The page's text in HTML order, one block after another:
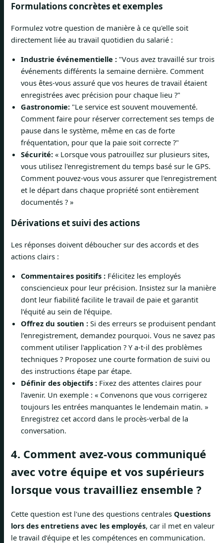
Formulations concrètes et exemples
Formulez votre question de manière à ce qu'elle soit
directement liée au travail quotidien du salarié :
Industrie événementielle : "Vous avez travaillé sur trois
événements différents la semaine dernière. Comment
vous êtes-vous assuré que vos heures de travail étaient
enregistrées avec précision pour chaque lieu ?"
Gastronomie: "Le service est souvent mouvementé.
Comment faire pour réserver correctement ses temps de
pause dans le système, même en cas de forte
fréquentation, pour que la paie soit correcte ?"
Sécurité: « Lorsque vous patrouillez sur plusieurs sites,
vous utilisez l'enregistrement du temps basé sur le GPS.
Comment pouvez-vous vous assurer que l'enregistrement
et le départ dans chaque propriété sont entièrement
documentés ? »
Dérivations et suivi des actions
Les réponses doivent déboucher sur des accords et des
actions clairs :
Commentaires positifs : Félicitez les employés
consciencieux pour leur précision. Insistez sur la manière
dont leur fiabilité facilite le travail de paie et garantit
l’équité au sein de l’équipe.
Offrez du soutien : Si des erreurs se produisent pendant
l’enregistrement, demandez pourquoi. Vous ne savez pas
comment utiliser l'application ? Y a-t-il des problèmes
techniques ? Proposez une courte formation de suivi ou
des instructions étape par étape.
Définir des objectifs : Fixez des attentes claires pour
l’avenir. Un exemple : « Convenons que vous corrigerez
toujours les entrées manquantes le lendemain matin. »
Enregistrez cet accord dans le procès-verbal de la
conversation.
4. Comment avez-vous communiqué
avec votre équipe et vos supérieurs
lorsque vous travailliez ensemble ?
Cette question est l'une des questions centrales Questions
lors des entretiens avec les employés, car il met en valeur
le travail d’équipe et les compétences en communication.